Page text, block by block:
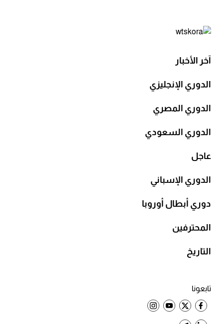
تابعونا
آخر الأخبار
الدوري الإنجليزي
الدوري المصري
الدوري السعودي
عاجل
الدوري الإسباني
دوري أبطال أوروبا
المحترفين
التاريخ